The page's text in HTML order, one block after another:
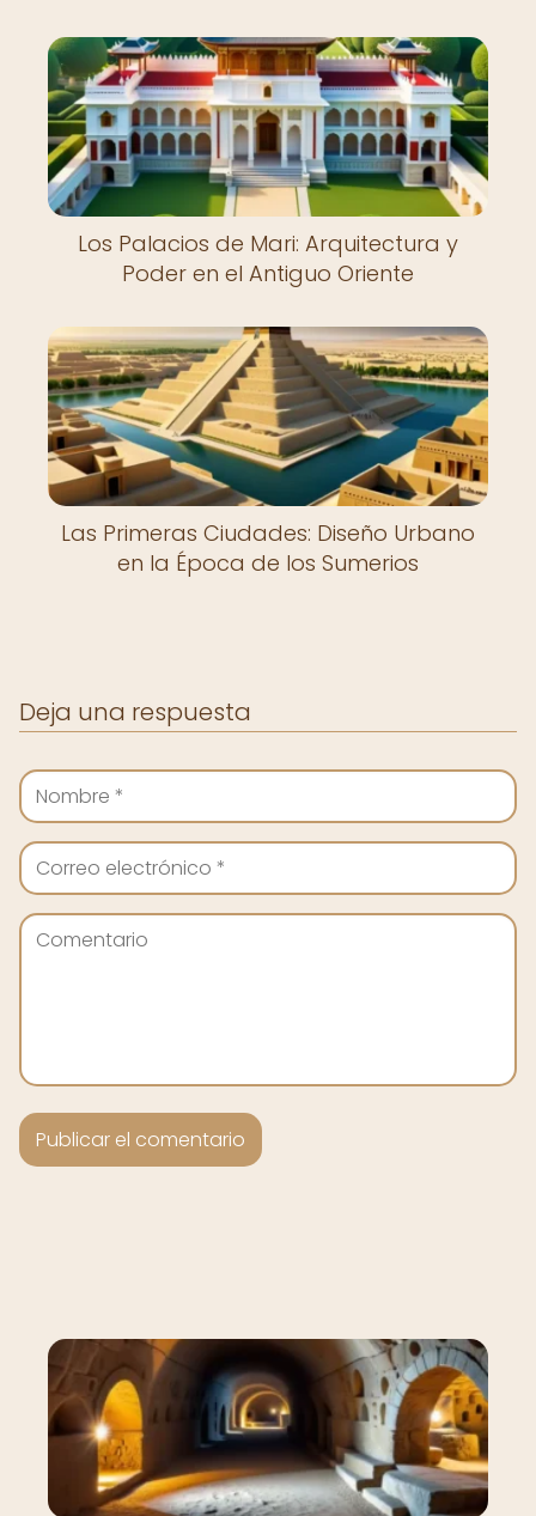
Los Palacios de Mari: Arquitectura y
Poder en el Antiguo Oriente
Las Primeras Ciudades: Diseño Urbano
en la Época de los Sumerios
Deja una respuesta